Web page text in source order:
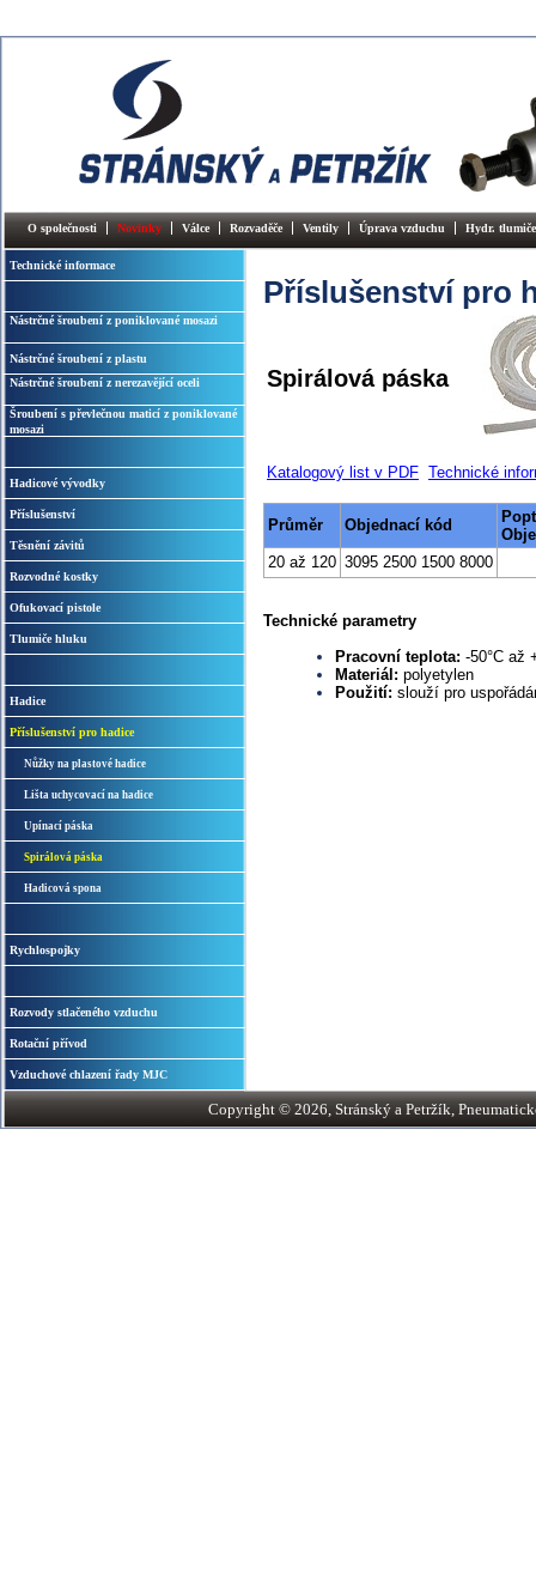
O společnosti Novinky Válce Rozvaděče Ventily Úprava vzduchu Hydr.
Technické informace
Nástrčné šroubení z poniklované mosazi
Nástrčné šroubení z plastu
Nástrčné šroubení z nerezavějící oceli
Šroubení s převlečnou maticí z poniklované
mosazi
Hadicové vývodky
Příslušenství
Těsnění závitů
Rozvodné kostky
Ofukovací pistole
Tlumiče hluku
Hadice
Příslušenství pro hadice
Nůžky na plastové hadice
Lišta uchycovací na hadice
Upínací páska
Spirálová páska
Hadicová spona
Rychlospojky
Rozvody stlačeného vzduchu
Rotační přívod
Vzduchové chlazení řady MJC
Příslušenství pro
Spirálová páska
Katalogový list v PDF Technické
Průměr Objednací kód
20 až 120 3095 2500 1500 8000
Technické parametry
Pracovní teplota: -50°C až
Materiál: polyetylen
Použití: slouží pro
Copyright © 2026, Stránský a Petržík,